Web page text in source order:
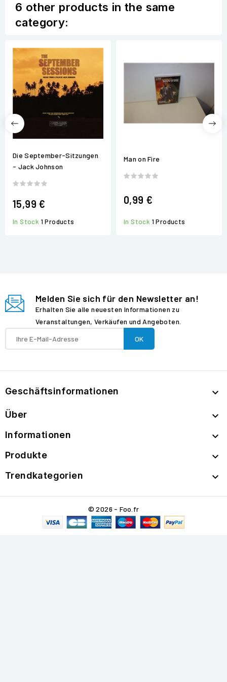
6 other products in the same
category:
Die September-Sitzungen
- Jack Johnson
15,99 €
In Stock 1 Products
Man on Fire
0,99 €
In Stock 1 Products
Melden Sie sich für den Newsletter an!
Erhalten Sie alle neuesten Informationen zu
Veranstaltungen, Verkäufen und Angeboten.
Geschäftsinformationen 
Über 
Informationen 
Produkte 
Trendkategorien 
© 2026 - Foo.fr